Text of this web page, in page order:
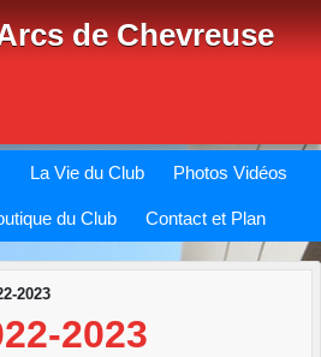
de Chevreuse
La Vie du Club Photos Vidéos
du Club Contact et Plan
2023
2023